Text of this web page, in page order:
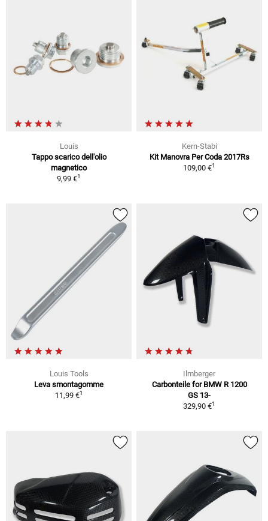
Louis
Tappo scarico dell'olio
magnetico
9,99 €1
Kern-Stabi
Kit Manovra Per Coda 2017Rs
109,00 €1
Louis Tools
Leva smontagomme
11,99 €1
Ilmberger
Carbonteile for BMW R 1200
GS 13-
329,90 €1